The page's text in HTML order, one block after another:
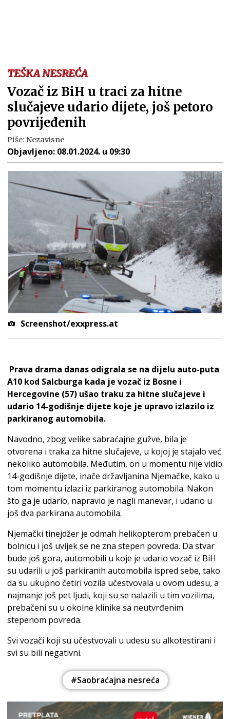
TEŠKA NESREĆA
Vozač iz BiH u traci za hitne
slučajeve udario dijete, još petoro
povrijeđenih
Piše: Nezavisne
Objavljeno: 08.01.2024. u 09:30
Screenshot/exxpress.at
Prava drama danas odigrala se na dijelu auto-puta
A10 kod Salcburga kada je vozač iz Bosne i
Hercegovine (57) ušao traku za hitne slučajeve i
udario 14-godišnje dijete koje je upravo izlazilo iz
parkiranog automobila.
Navodno, zbog velike sabraćajne gužve, bila je
otvorena i traka za hitne slučajeve, u kojoj je stajalo već
nekoliko automobila. Međutim, on u momentu nije vidio
14-godišnje dijete, inače državljanina Njemačke, kako u
tom momentu izlazi iz parkiranog automobila. Nakon
što ga je udario, napravio je nagli manevar, i udario u
još dva parkirana automobila.
Njemački tinejdžer je odmah helikopterom prebačen u
bolnicu i još uvijek se ne zna stepen povreda. Da stvar
bude još gora, automobili u koje je udario vozač iz BiH
su udarili u još parkiranih automobila ispred sebe, tako
da su ukupno četiri vozila učestvovala u ovom udesu, a
najmanje još pet ljudi, koji su se nalazili u tim vozilima,
prebačeni su u okolne klinike sa neutvrđenim
stepenom povreda.
Svi vozači koji su učestvovali u udesu su alkotestirani i
svi su bili negativni.
#Saobraćajna nesreća